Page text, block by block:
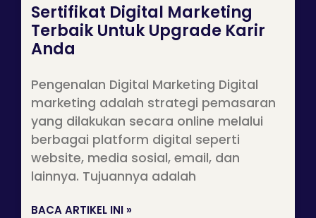
Sertifikat Digital Marketing
Terbaik Untuk Upgrade Karir
Anda
Pengenalan Digital Marketing Digital
marketing adalah strategi pemasaran
yang dilakukan secara online melalui
berbagai platform digital seperti
website, media sosial, email, dan
lainnya. Tujuannya adalah
BACA ARTIKEL INI »